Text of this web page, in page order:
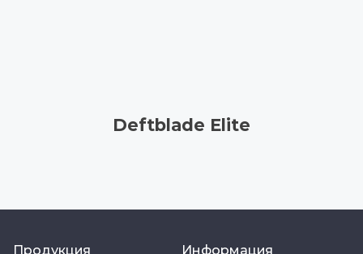
Deftblade Elite
Продукция
Информация